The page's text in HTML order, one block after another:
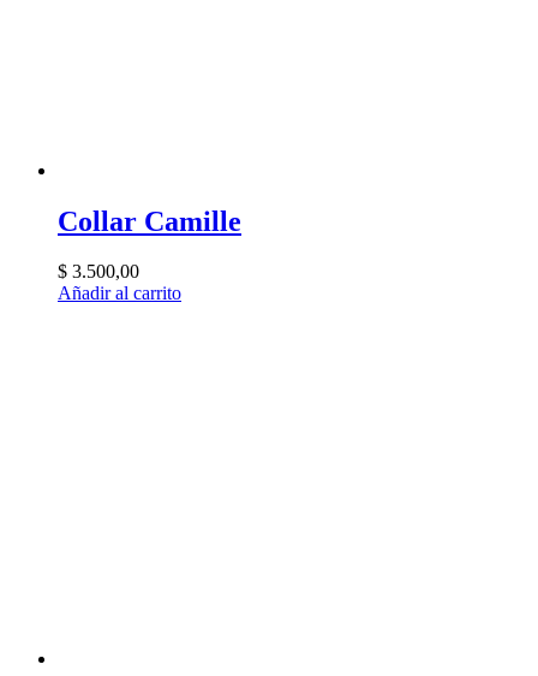
Collar Camille
$ 3.500,00
Añadir al carrito